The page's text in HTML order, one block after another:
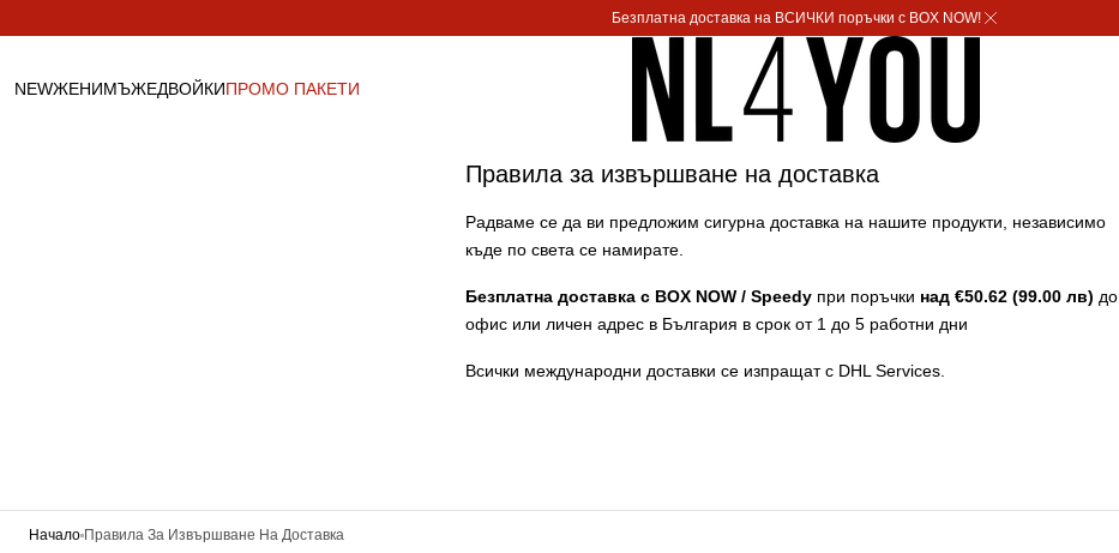
съдържанието
Безплатна доставка на ВСИЧКИ поръчки с BOX NOW!
NEWЖЕНИМЪЖЕДВОЙКИПРОМО ПАКЕТИ
Правила за извършване на доставка
Радваме се да ви предложим сигурна доставка на нашите продукти, независимо
къде по света се намирате.
Безплатна доставка с BOX NOW / Speedy при поръчки над €50.62 (99.00 лв) до
офис или личен адрес в България в срок от 1 до 5 работни дни
Всички международни доставки се изпращат с DHL Services.
Начало Правила За Извършване На Доставка